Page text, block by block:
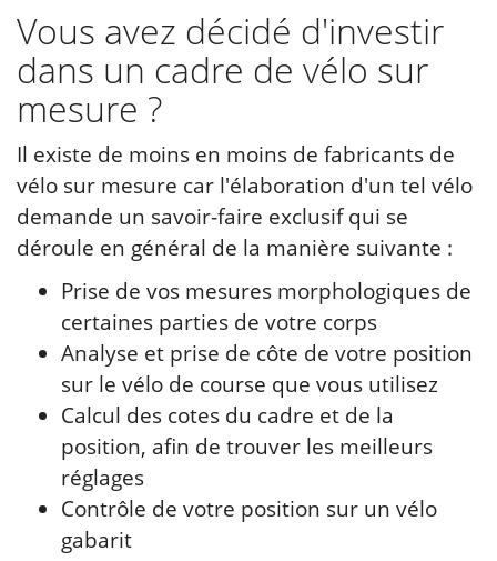
Vous avez décidé d'investir
dans un cadre de vélo sur
mesure ?
Il existe de moins en moins de fabricants de
vélo sur mesure car l'élaboration d'un tel vélo
demande un savoir-faire exclusif qui se
déroule en général de la manière suivante :
Prise de vos mesures morphologiques de
certaines parties de votre corps
Analyse et prise de côte de votre position
sur le vélo de course que vous utilisez
Calcul des cotes du cadre et de la
position, afin de trouver les meilleurs
réglages
Contrôle de votre position sur un vélo
gabarit